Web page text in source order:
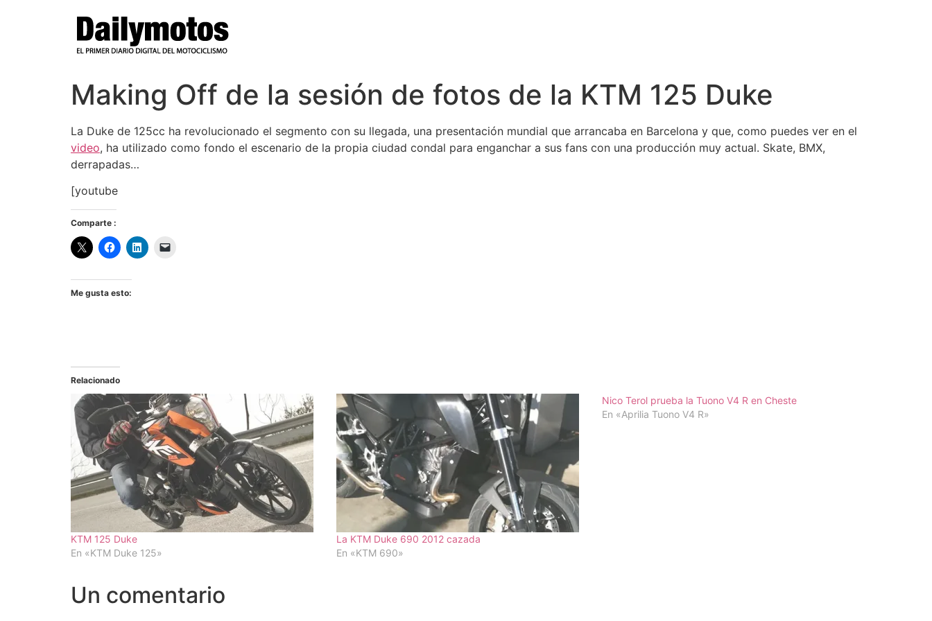
Making Off de la sesión de fotos de la KTM 125 Duke
La Duke de 125cc ha revolucionado el segmento con su llegada, una presentación mundial que arrancaba en Barcelona y que, como puedes ver en el
video, ha utilizado como fondo el escenario de la propia ciudad condal para enganchar a sus fans con una producción muy actual. Skate, BMX,
derrapadas…
[youtube
Comparte :
Me gusta esto:
Relacionado
KTM 125 Duke
En «KTM Duke 125»
La KTM Duke 690 2012 cazada
En «KTM 690»
Nico Terol prueba la Tuono V4 R en Cheste
En «Aprilia Tuono V4 R»
Un comentario